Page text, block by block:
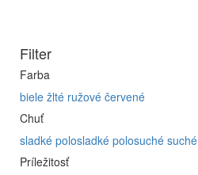
Filter
Farba
biele žlté ružové červené
Chuť
sladké polosladké polosuché suché
Príležitosť